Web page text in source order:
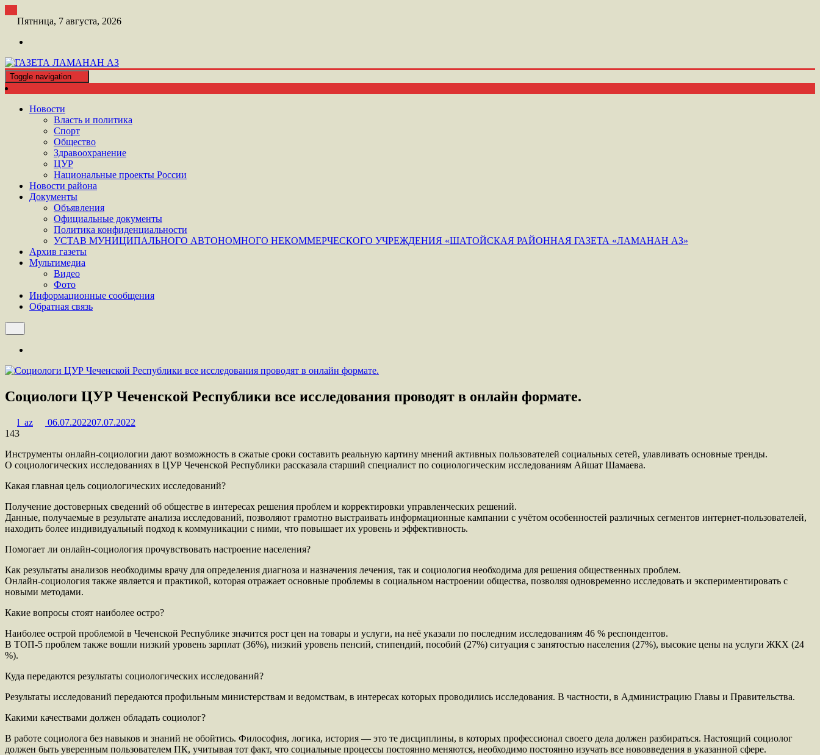
Пятница, 7 августа, 2026
ГАЗЕТА ЛАМАНАН АЗ
ШАТОЙСКАЯ ГАЗЕТА ЛАМАНАН АЗ
Toggle navigation
Новости
Власть и политика
Спорт
Общество
Здравоохранение
ЦУР
Национальные проекты России
Новости района
Документы
Объявления
Официальные документы
Политика конфиденциальности
УСТАВ МУНИЦИПАЛЬНОГО АВТОНОМНОГО НЕКОММЕРЧЕСКОГО УЧРЕЖДЕНИЯ «ШАТОЙСКАЯ РАЙОННАЯ ГАЗЕТА «ЛАМАНАН АЗ»
Архив газеты
Мультимедиа
Видео
Фото
Информационные сообщения
Обратная связь
Социологи ЦУР Чеченской Республики все исследования проводят в онлайн формате.
l_az 06.07.202207.07.2022
143
Инструменты онлайн-социологии дают возможность в сжатые сроки составить реальную картину мнений активных пользователей социальных сетей, улавливать основные тренды.
О социологических исследованиях в ЦУР Чеченской Республики рассказала старший специалист по социологическим исследованиям Айшат Шамаева.
Какая главная цель социологических исследований?
Получение достоверных сведений об обществе в интересах решения проблем и корректировки управленческих решений.
Данные, получаемые в результате анализа исследований, позволяют грамотно выстраивать информационные кампании с учётом особенностей различных сегментов интернет-пользователей,
находить более индивидуальный подход к коммуникации с ними, что повышает их уровень и эффективность.
Помогает ли онлайн-социология прочувствовать настроение населения?
Как результаты анализов необходимы врачу для определения диагноза и назначения лечения, так и социология необходима для решения общественных проблем.
Онлайн-социология также является и практикой, которая отражает основные проблемы в социальном настроении общества, позволяя одновременно исследовать и экспериментировать с
новыми методами.
Какие вопросы стоят наиболее остро?
Наиболее острой проблемой в Чеченской Республике значится рост цен на товары и услуги, на неё указали по последним исследованиям 46 % респондентов.
В ТОП-5 проблем также вошли низкий уровень зарплат (36%), низкий уровень пенсий, стипендий, пособий (27%) ситуация с занятостью населения (27%), высокие цены на услуги ЖКХ (24
%).
Куда передаются результаты социологических исследований?
Результаты исследований передаются профильным министерствам и ведомствам, в интересах которых проводились исследования. В частности, в Администрацию Главы и Правительства.
Какими качествами должен обладать социолог?
В работе социолога без навыков и знаний не обойтись. Философия, логика, история — это те дисциплины, в которых профессионал своего дела должен разбираться. Настоящий социолог
должен быть уверенным пользователем ПК, учитывая тот факт, что социальные процессы постоянно меняются, необходимо постоянно изучать все нововведения в указанной сфере.